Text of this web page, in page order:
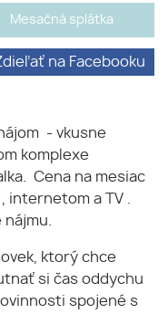
Mesačná splátka
na Facebooku
- vkusne
komplexe
Cena na mesiac
internetom a TV .
ktorý chce
si čas oddychu
spojené s